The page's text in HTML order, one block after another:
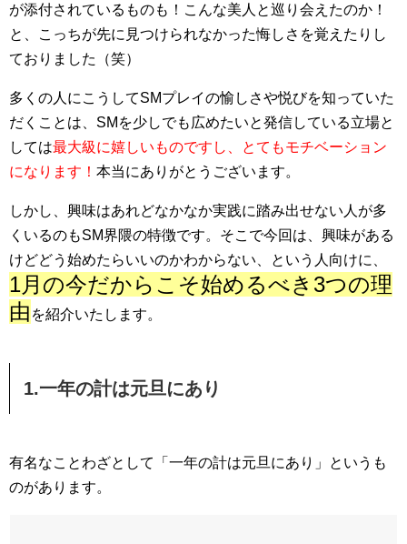
が添付されているものも！こんな美人と巡り会えたのか！
と、こっちが先に見つけられなかった悔しさを覚えたりし
ておりました（笑）
多くの人にこうしてSMプレイの愉しさや悦びを知っていた
だくことは、SMを少しでも広めたいと発信している立場と
しては最大級に嬉しいものですし、とてもモチベーション
になります！ 本当にありがとうございます。
しかし、興味はあれどなかなか実践に踏み出せない人が多
くいるのもSM界隈の特徴です。そこで今回は、興味がある
けどどう始めたらいいのかわからない、という人向けに、
1月の今だからこそ始めるべき3つの理
由 を紹介いたします。
1.一年の計は元旦にあり
有名なことわざとして「一年の計は元旦にあり」というも
のがあります。